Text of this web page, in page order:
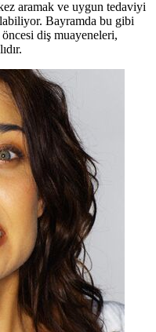
aramak ve uygun tedaviyi
Bayramda bu gibi
diş muayeneleri,